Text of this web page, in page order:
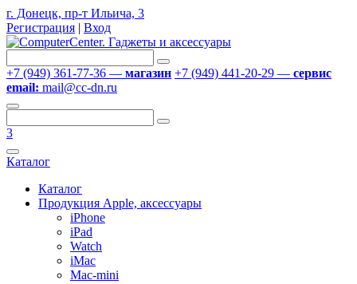
г. Донецк, пр-т Ильича, 3
Регистрация | Вход
+7 (949) 361-77-36 — магазин +7 (949) 441-20-29 — сервис
email: mail@cc-dn.ru
3
Каталог
Каталог
Продукция Apple, аксессуары
iPhone
iPad
Watch
iMac
Mac-mini